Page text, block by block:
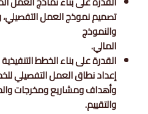
تصميم نموذج العمل التفصيلي،
والنموذج
المالي.
القدرة على بناء الخطط
إعداد نطاق العمل التفصيلي
وأهداف ومشاريع ومخرجات
والتقييم.